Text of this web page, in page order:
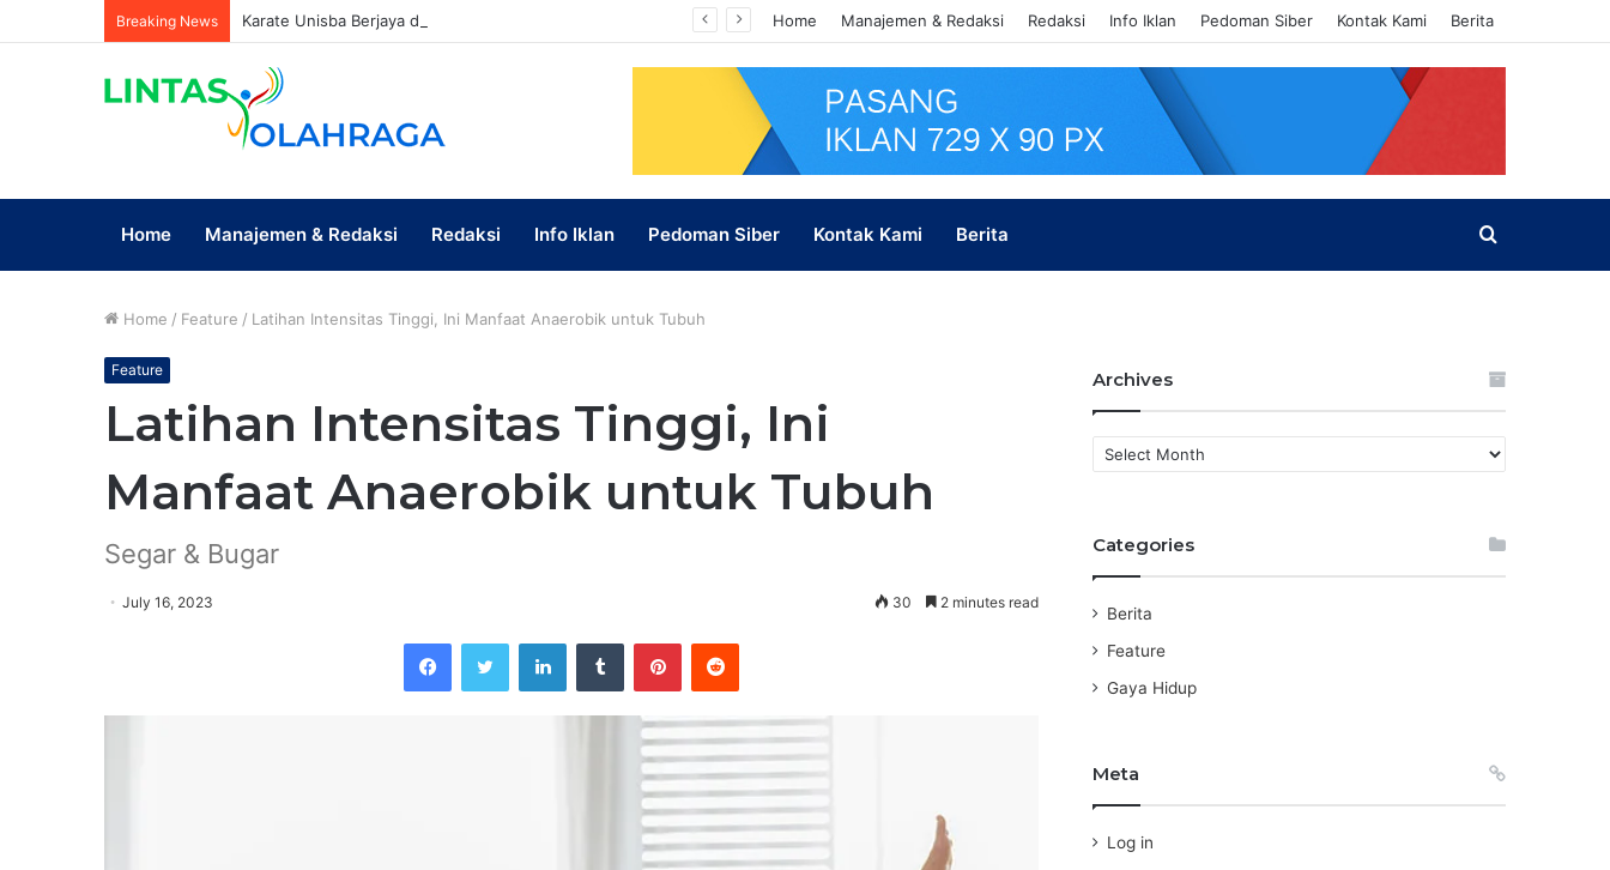
Breaking News Home Manajemen & Redaksi Redaksi Info Iklan Pedoman Siber Kontak Kami Berita
Home Manajemen & Redaksi Redaksi Info Iklan Pedoman Siber Kontak Kami Berita Search
Home / Feature / Latihan Intensitas Tinggi, Ini Manfaat Anaerobik untuk Tubuh
Feature
Latihan Intensitas Tinggi, Ini
Manfaat Anaerobik untuk Tubuh
Segar & Bugar
July 16, 2023 30 2 minutes read
Archives
r
i
v
s
Categories
Berita
Feature
Gaya Hidup
Meta
Log in